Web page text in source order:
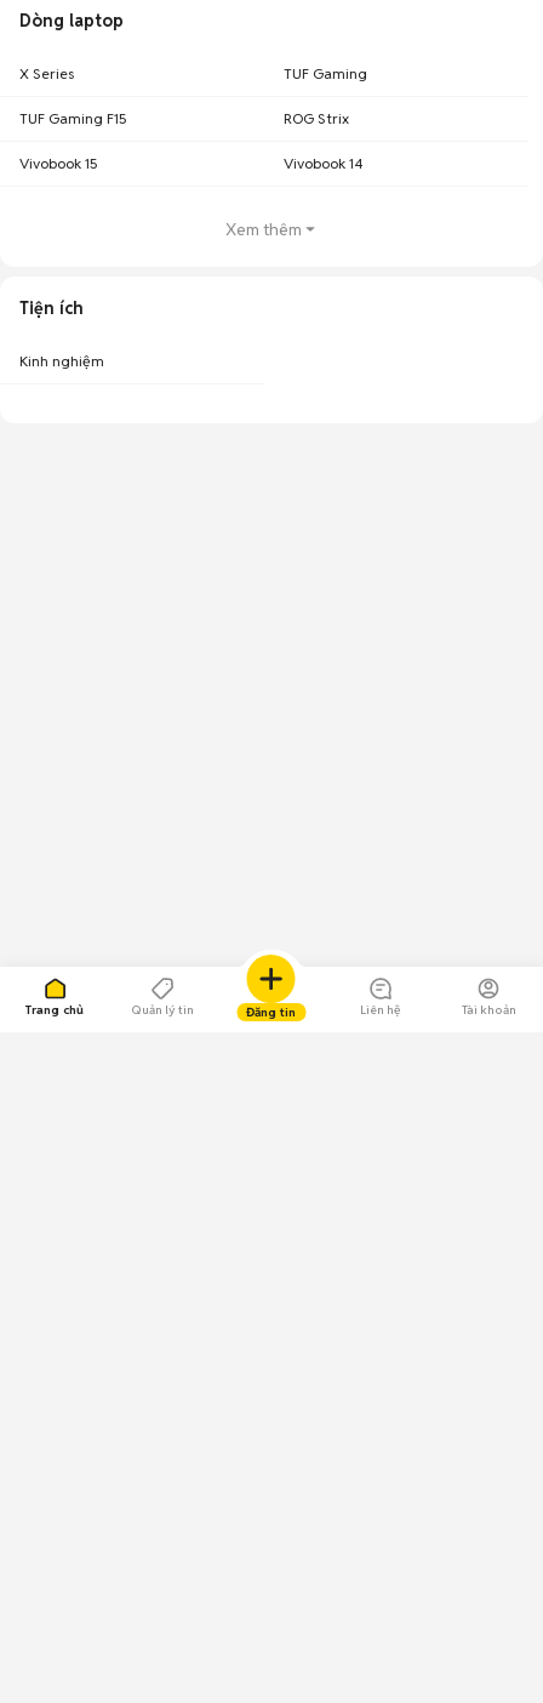
Trang chủ Quản lý tin Đăng tin Liên hệ Tài khoản
Dòng laptop
X Series TUF Gaming
TUF Gaming F15 ROG Strix
Vivobook 15 Vivobook 14
Xem thêm
Tiện ích
Kinh nghiệm